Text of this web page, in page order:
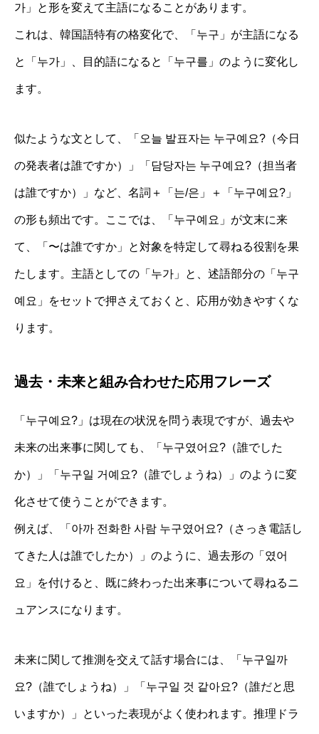
가」と形を変えて主語になることがあります。
これは、韓国語特有の格変化で、「누구」が主語になる
と「누가」、目的語になると「누구를」のように変化し
ます。
似たような文として、「오늘 발표자는 누구예요?（今日
の発表者は誰ですか）」「담당자는 누구예요?（担当者
は誰ですか）」など、名詞＋「는/은」＋「누구예요?」
の形も頻出です。ここでは、「누구예요」が文末に来
て、「〜は誰ですか」と対象を特定して尋ねる役割を果
たします。主語としての「누가」と、述語部分の「누구
예요」をセットで押さえておくと、応用が効きやすくな
ります。
過去・未来と組み合わせた応用フレーズ
「누구예요?」は現在の状況を問う表現ですが、過去や
未来の出来事に関しても、「누구였어요?（誰でした
か）」「누구일 거예요?（誰でしょうね）」のように変
化させて使うことができます。
例えば、「아까 전화한 사람 누구였어요?（さっき電話し
てきた人は誰でしたか）」のように、過去形の「였어
요」を付けると、既に終わった出来事について尋ねるニ
ュアンスになります。
未来に関して推測を交えて話す場合には、「누구일까
요?（誰でしょうね）」「누구일 것 같아요?（誰だと思
いますか）」といった表現がよく使われます。推理ドラ